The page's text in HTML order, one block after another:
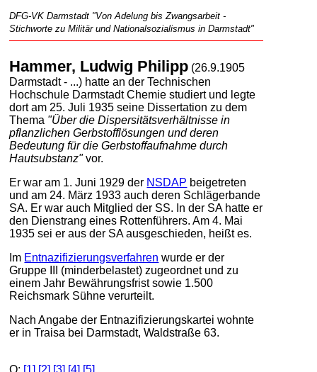
DFG-VK Darmstadt "Von Adelung bis Zwangsarbeit -
Stichworte zu Militär und Nationalsozialismus in Darmstadt"
Hammer, Ludwig Philipp (26.9.1905
Darmstadt - ...) hatte an der Technischen
Hochschule Darmstadt Chemie studiert und legte
dort am 25. Juli 1935 seine Dissertation zu dem
Thema "Über die Dispersitätsverhältnisse in
pflanzlichen Gerbstofflösungen und deren
Bedeutung für die Gerbstoffaufnahme durch
Hautsubstanz"vor.
Er war am 1. Juni 1929 der NSDAP beigetreten
und am 24. März 1933 auch deren Schlägerbande
SA. Er war auch Mitglied der SS. In der SA hatte er
den Dienstrang eines Rottenführers. Am 4. Mai
1935 sei er aus der SA ausgeschieden, heißt es.
Im Entnazifizierungsverfahren wurde er der
Gruppe III (minderbelastet) zugeordnet und zu
einem Jahr Bewährungsfrist sowie 1.500
Reichsmark Sühne verurteilt.
Nach Angabe der Entnazifizierungskartei wohnte
er in Traisa bei Darmstadt, Waldstraße 63.
Q: [1] [2] [3] [4] [5]